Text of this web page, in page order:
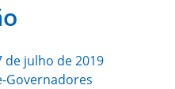
de julho de 2019
Governadores